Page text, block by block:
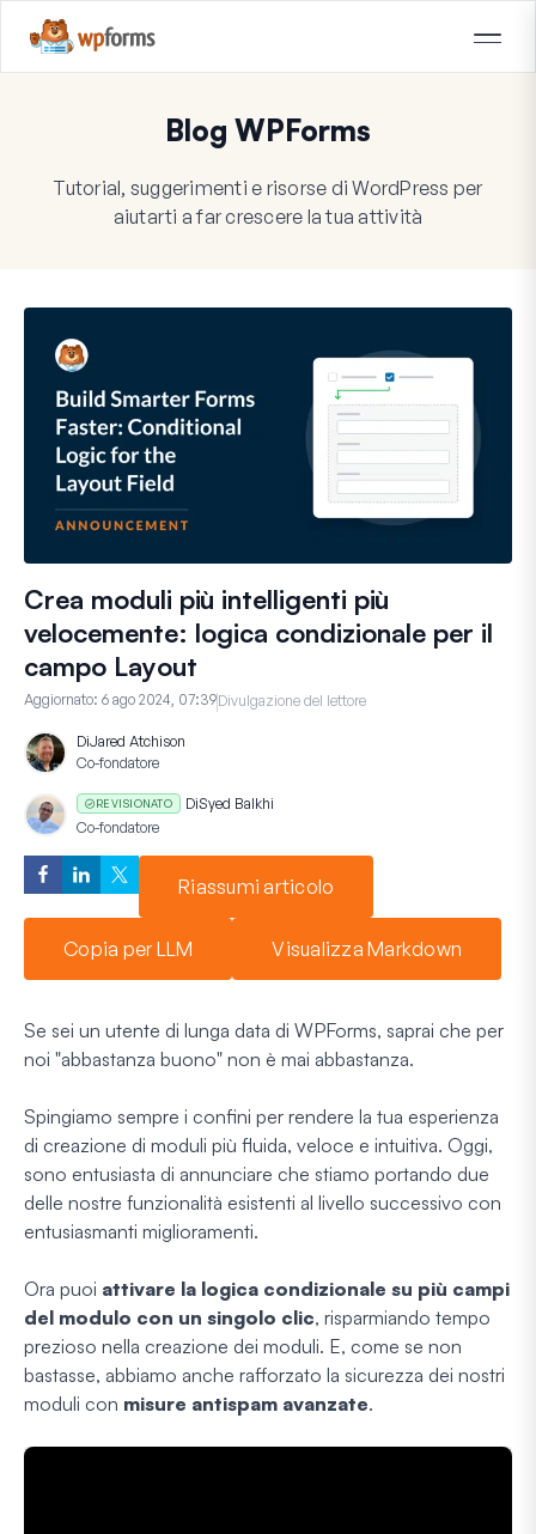
Blog WPForms
Tutorial, suggerimenti e risorse di WordPress per
aiutarti a far crescere la tua attività
Crea moduli più intelligenti più
velocemente: logica condizionale per il
campo Layout
Aggiornato: 6 ago 2024, 07:39Divulgazione del lettore
DiJared Atchison
Co-fondatore
REVISIONATO DiSyed Balkhi
Co-fondatore
Riassumi articolo
Copia per LLM Visualizza Markdown
Se sei un utente di lunga data di WPForms, saprai che per
noi "abbastanza buono" non è mai abbastanza.
Spingiamo sempre i confini per rendere la tua esperienza
di creazione di moduli più fluida, veloce e intuitiva. Oggi,
sono entusiasta di annunciare che stiamo portando due
delle nostre funzionalità esistenti al livello successivo con
entusiasmanti miglioramenti.
Ora puoi attivare la logica condizionale su più campi
del modulo con un singolo clic, risparmiando tempo
prezioso nella creazione dei moduli. E, come se non
bastasse, abbiamo anche rafforzato la sicurezza dei nostri
moduli con misure antispam avanzate.